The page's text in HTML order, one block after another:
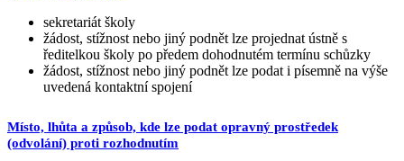
sekretariát školy
žádost, stížnost nebo jiný podnět lze projednat ústně s
ředitelkou školy po předem dohodnutém termínu schůzky
žádost, stížnost nebo jiný podnět lze podat i písemně na výše
uvedená kontaktní spojení
Místo, lhůta a způsob, kde lze podat opravný prostředek
(odvolání) proti rozhodnutím